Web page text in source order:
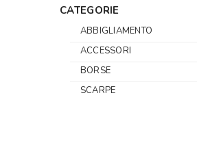
CATEGORIE
ABBIGLIAMENTO
ACCESSORI
BORSE
SCARPE